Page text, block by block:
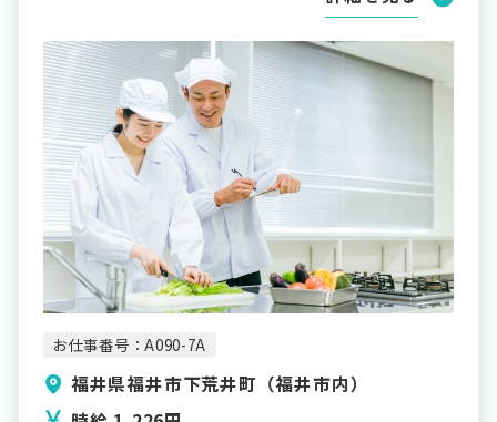
お仕事番号：A090-7A
福井県福井市下荒井町（福井市内）